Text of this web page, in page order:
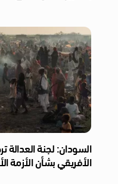
السودان: لجنة العدالة
الأفريقي بشأن الأزمة